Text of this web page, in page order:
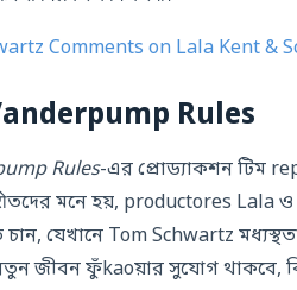
Comments on Lala Kent &
Rules
Rules-এর প্রোড্যাকশন টিম
মনে হয়, productores Lala
যেখানে Tom Schwartz
জীবন ফুঁkaoয়ার সুযোগ থাকবে,